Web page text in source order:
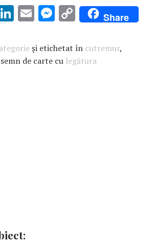
Li
k
e
E
ai
l
M
se
n
C
o
p
y
Share
și etichetat în cutremur,
de carte cu legătura